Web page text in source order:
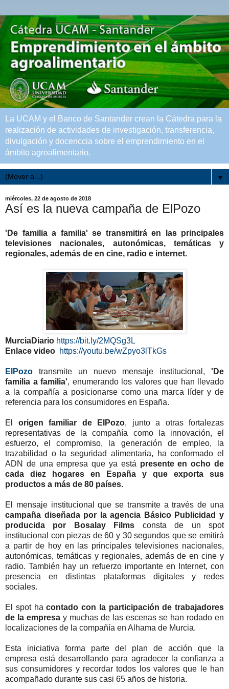
La UCAM y el Banco de Santander crean la Cátedra para la
realización de actividades de investigación, transferencia,
divulgación y docenccia sobre el emprendimiento en el
ámbito agroalimentario.
▼
miércoles, 22 de agosto de 2018
Así es la nueva campaña de ElPozo
'De familia a familia' se transmitirá en las principales
televisiones nacionales, autonómicas, temáticas y
regionales, además de en cine, radio e internet.
MurciaDiario https://bit.ly/2MQSg3L
Enlace video https://youtu.be/wZpyo3lTkGs
ElPozo transmite un nuevo mensaje institucional, 'De
familia a familia', enumerando los valores que han llevado
a la compañía a posicionarse como una marca líder y de
referencia para los consumidores en España.
El origen familiar de ElPozo, junto a otras fortalezas
representativas de la compañía como la innovación, el
esfuerzo, el compromiso, la generación de empleo, la
trazabilidad o la seguridad alimentaria, ha conformado el
ADN de una empresa que ya está presente en ocho de
cada diez hogares en España y que exporta sus
productos a más de 80 países.
El mensaje institucional que se transmite a través de una
campaña diseñada por la agencia Básico Publicidad y
producida por Bosalay Films consta de un spot
institucional con piezas de 60 y 30 segundos que se emitirá
a partir de hoy en las principales televisiones nacionales,
autonómicas, temáticas y regionales, además de en cine y
radio. También hay un refuerzo importante en Internet, con
presencia en distintas plataformas digitales y redes
sociales.
El spot hacontado con la participación de trabajadores
de la empresa y muchas de las escenas se han rodado en
localizaciones de la compañía en Alhama de Murcia.
Esta iniciativa forma parte del plan de acción que la
empresa está desarrollando para agradecer la confianza a
sus consumidores y recordar todos los valores que le han
acompañado durante sus casi 65 años de historia.